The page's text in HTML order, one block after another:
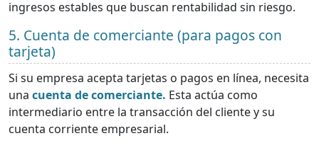
ingresos estables que buscan rentabilidad sin riesgo.
5. Cuenta de comerciante (para pagos con
tarjeta)
Si su empresa acepta tarjetas o pagos en línea, necesita
una cuenta de comerciante. Esta actúa como
intermediario entre la transacción del cliente y su
cuenta corriente empresarial.